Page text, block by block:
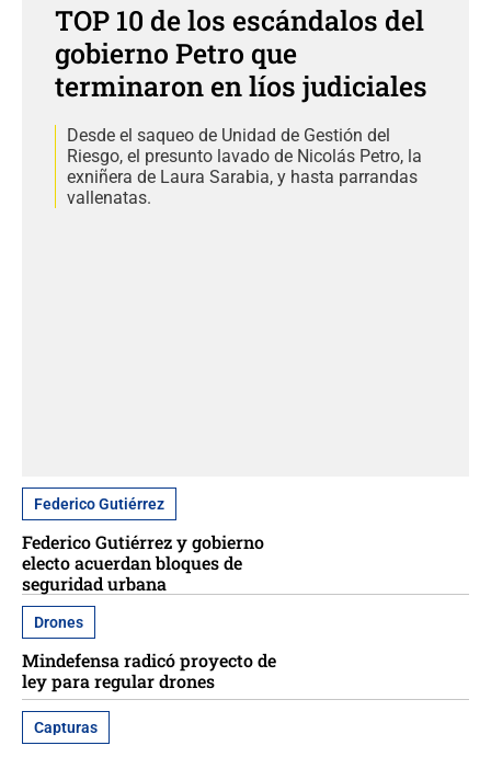
TOP 10 de los escándalos del
gobierno Petro que
terminaron en líos judiciales
Desde el saqueo de Unidad de Gestión del
Riesgo, el presunto lavado de Nicolás Petro, la
exniñera de Laura Sarabia, y hasta parrandas
vallenatas.
Federico Gutiérrez
Federico Gutiérrez y gobierno
electo acuerdan bloques de
seguridad urbana
Drones
Mindefensa radicó proyecto de
ley para regular drones
Capturas